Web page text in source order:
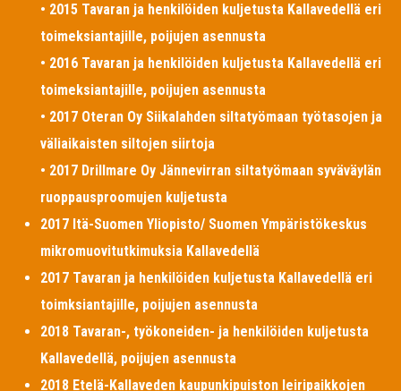
• 2015 Tavaran ja henkilöiden kuljetusta Kallavedellä eri
toimeksiantajille, poijujen asennusta
• 2016 Tavaran ja henkilöiden kuljetusta Kallavedellä eri
toimeksiantajille, poijujen asennusta
• 2017 Oteran Oy Siikalahden siltatyömaan työtasojen ja
väliaikaisten siltojen siirtoja
• 2017 Drillmare Oy Jännevirran siltatyömaan syväväylän
ruoppausproomujen kuljetusta
2017 Itä-Suomen Yliopisto/ Suomen Ympäristökeskus
mikromuovitutkimuksia Kallavedellä
2017 Tavaran ja henkilöiden kuljetusta Kallavedellä eri
toimksiantajille, poijujen asennusta
2018 Tavaran-, työkoneiden- ja henkilöiden kuljetusta
Kallavedellä, poijujen asennusta
2018 Etelä-Kallaveden kaupunkipuiston leiripaikkojen